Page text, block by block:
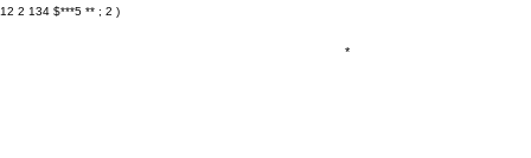
2 134 $***5 ** ; 2 )
*